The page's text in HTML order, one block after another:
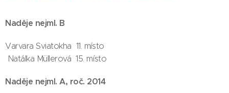
Naděje nejml. B
Varvara Sviatokha 11. místo
Natálka Müllerová 15. místo
Naděje nejml. A, roč. 2014